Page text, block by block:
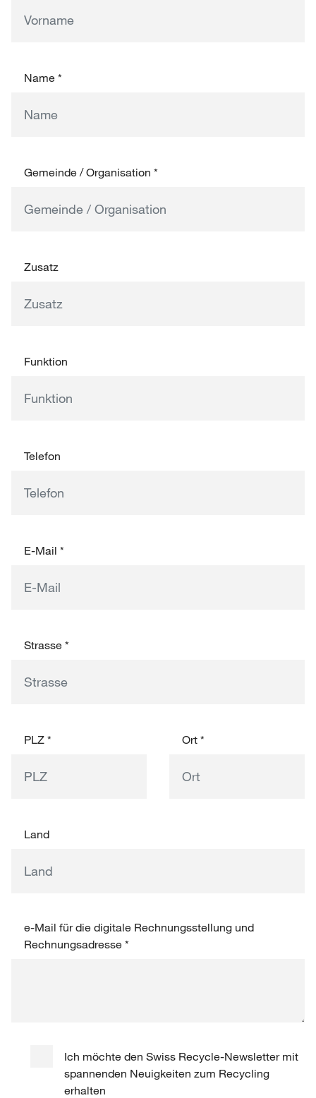
Name *
Gemeinde / Organisation *
Zusatz
Funktion
Telefon
E-Mail *
Strasse *
PLZ * Ort *
Land
e-Mail für die digitale Rechnungsstellung und
Rechnungsadresse *
Ich möchte den Swiss Recycle-Newsletter mit
spannenden Neuigkeiten zum Recycling
erhalten